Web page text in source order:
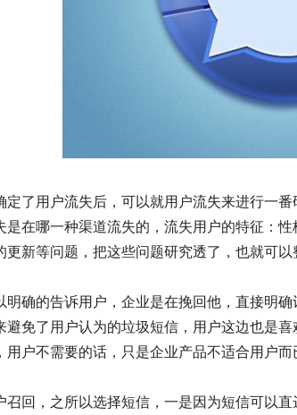
定了用户流失后，可以就用户流失来进行一
是在哪一种渠道流失的，流失用户的特征：
更新等问题，把这些问题研究透了，也就可以
明确的告诉用户，企业是在挽回他，直接明
避免了用户认为的垃圾短信，用户这边也是
用户不需要的话，只是企业产品不适合用户而
召回， 之所以选择短信，一是因为短信可以